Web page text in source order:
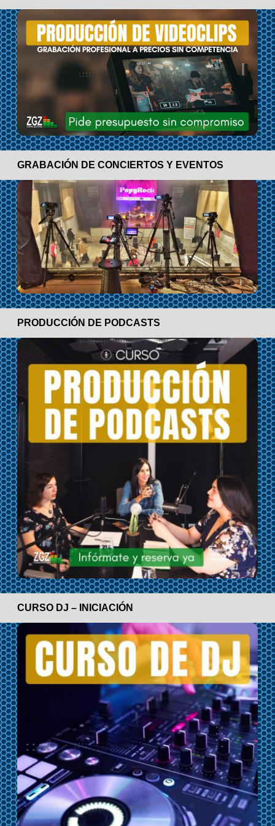
GRABACIÓN DE CONCIERTOS Y EVENTOS
PRODUCCIÓN DE PODCASTS
CURSO DJ – INICIACIÓN